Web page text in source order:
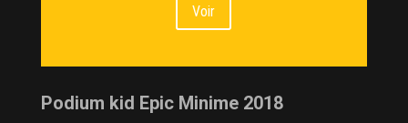
Voir
Podium kid Epic Minime 2018